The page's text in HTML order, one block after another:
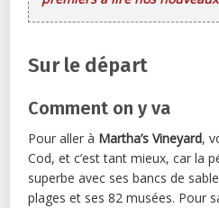
Sur le départ
Comment on y va
Pour aller à Martha’s Vineyard,
Cod, et c’est tant mieux, car la
superbe avec ses bancs de
plages et ses 82 musées. Pour